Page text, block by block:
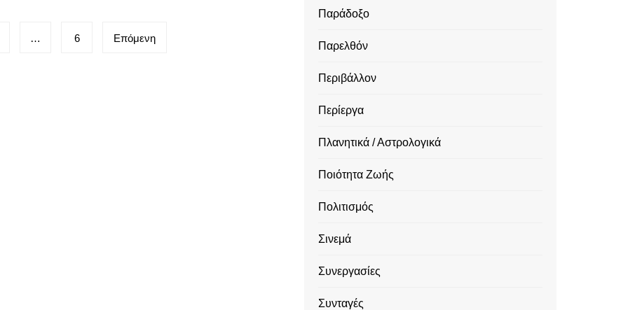
… 6 Επόμενη
Παράδοξο
Παρελθόν
Περιβάλλον
Περίεργα
Πλανητικά / Αστρολογικά
Ποιότητα Ζωής
Πολιτισμός
Σινεμά
Συνεργασίες
Συνταγές